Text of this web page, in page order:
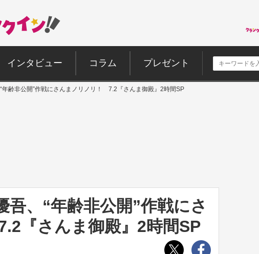
インタビュー コラム プレゼント
年齢非公開”作戦にさんまノリノリ！ 7.2『さんま御殿』2時間SP
吾、“年齢非公開”作戦にさ
『さんま御殿』2時間SP